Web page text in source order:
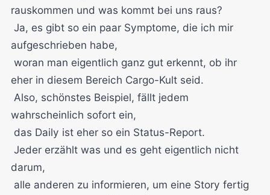
rauskommen und was kommt bei uns raus?
Ja, es gibt so ein paar Symptome, die ich mir
aufgeschrieben habe,
woran man eigentlich ganz gut erkennt, ob ihr
eher in diesem Bereich Cargo-Kult seid.
Also, schönstes Beispiel, fällt jedem
wahrscheinlich sofort ein,
das Daily ist eher so ein Status-Report.
Jeder erzählt was und es geht eigentlich nicht
darum,
alle anderen zu informieren, um eine Story fertig